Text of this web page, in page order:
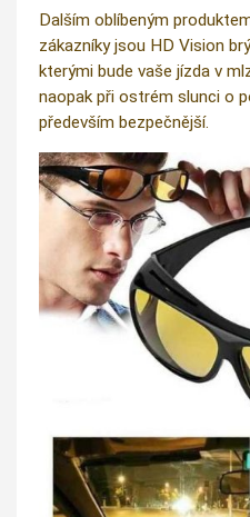
Dalším oblíbeným
zákazníky jsou HD Vision
kterými bude vaše jízda v
naopak při ostrém slunci o
především bezpečnější.